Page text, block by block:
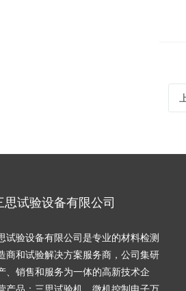
思试验设备有限公司
试验设备有限公司是专业的材料检测
商和试验解决方案服务商，公司集研
、销售和服务为一体的高新技术企